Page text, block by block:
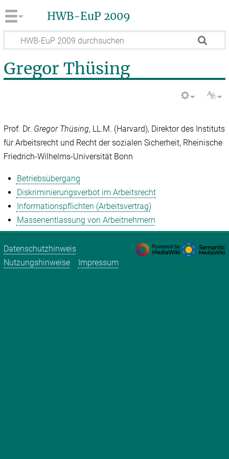
HWB-EuP 2009
Gregor Thüsing
Prof. Dr. Gregor Thüsing, LL.M. (Harvard), Direktor des Instituts
für Arbeitsrecht und Recht der sozialen Sicherheit, Rheinische
Friedrich-Wilhelms-Universität Bonn
Betriebsübergang
Diskriminierungsverbot im Arbeitsrecht
Informationspflichten (Arbeitsvertrag)
Massenentlassung von Arbeitnehmern
Datenschutzhinweis
Nutzungshinweise
Impressum